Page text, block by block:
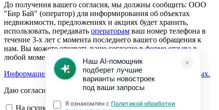
До получения вашего согласия, мы должны сообщить: ООО
"Бир Бай" (оператор) для информирования об объектах
недвижимости, предложениях и акциях будет хранить,
использовать, передавать операторам ваш номер телефона в
течение 3-х лет с момента последнего вашего обращения к
нам. Вы можете отозвать ваше согласие вформе отзывав
любой момент.
Информация о согласии на обработку персональных данных.
Даю согласие:
На осуществление обратной связи